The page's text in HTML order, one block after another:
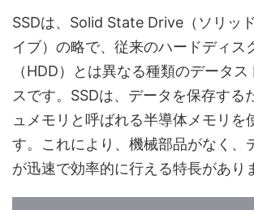
SSDは、Solid State Drive（ソリッ
イブ）の略で、従来のハードディス
（HDD）とは異なる種類のデータ
スです。SSDは、データを保存する
ュメモリと呼ばれる半導体メモリを
す。これにより、機械部品がなく、
が迅速で効率的に行える特長があり